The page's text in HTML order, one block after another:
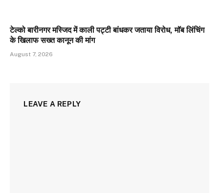
टेल्को बारीनगर मस्जिद में काली पट्टी बांधकर जताया विरोध, मॉब लिंचिंग
के खिलाफ सख्त कानून की मांग
August 7, 2026
LEAVE A REPLY